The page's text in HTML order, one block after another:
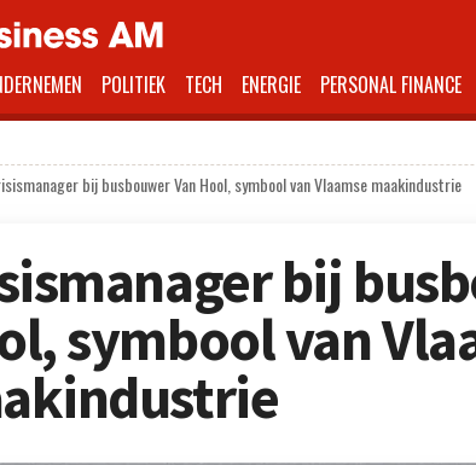
POLITIEK TECH ENERGIE PERSONAL FINANCE
bij busbouwer Van Hool, symbool van Vlaamse maakindustrie
bij
symbool van